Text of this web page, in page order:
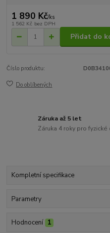
1 890 Kč/ks
1 562 Kč bez DPH
Přidat do
Číslo produktu:
Do oblíbených
Záruka až 5 let
Záruka 4 roky pro
Kompletní specifikace
Parametry
Hodnocení 1